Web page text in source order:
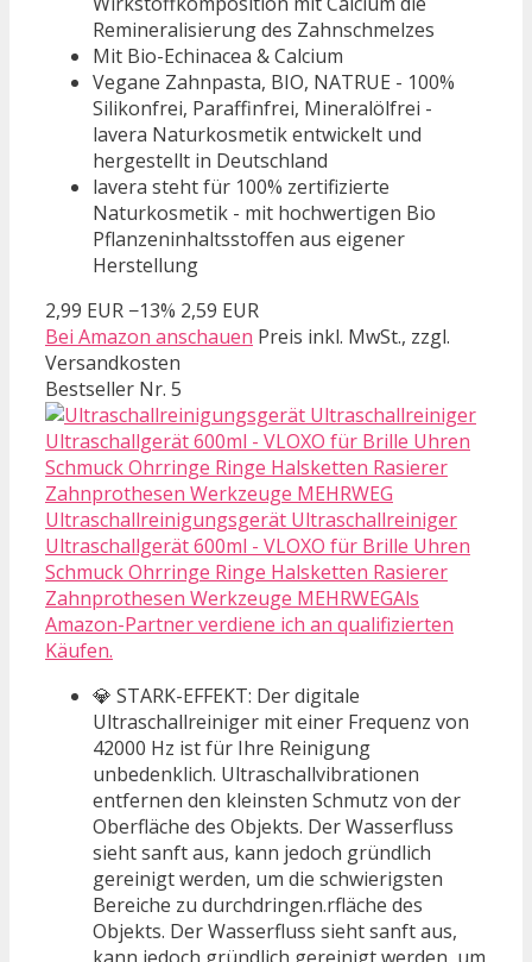
Remineralisierung des Zahnschmelzes
Mit Bio-Echinacea & Calcium
Vegane Zahnpasta, BIO, NATRUE - 100%
Silikonfrei, Paraffinfrei, Mineralölfrei -
lavera Naturkosmetik entwickelt und
hergestellt in Deutschland
lavera steht für 100% zertifizierte
Naturkosmetik - mit hochwertigen Bio
Pflanzeninhaltsstoffen aus eigener
Herstellung
2,99 EUR −13% 2,59 EUR
Bei Amazon anschauen Preis inkl. MwSt., zzgl.
Versandkosten
Bestseller Nr. 5
Ultraschallreinigungsgerät Ultraschallreiniger
Ultraschallgerät 600ml - VLOXO für Brille Uhren
Schmuck Ohrringe Ringe Halsketten Rasierer
Zahnprothesen Werkzeuge MEHRWEGAls
Amazon-Partner verdiene ich an qualifizierten
Käufen.
💎 STARK-EFFEKT: Der digitale
Ultraschallreiniger mit einer Frequenz von
42000 Hz ist für Ihre Reinigung
unbedenklich. Ultraschallvibrationen
entfernen den kleinsten Schmutz von der
Oberfläche des Objekts. Der Wasserfluss
sieht sanft aus, kann jedoch gründlich
gereinigt werden, um die schwierigsten
Bereiche zu durchdringen.rfläche des
Objekts. Der Wasserfluss sieht sanft aus,